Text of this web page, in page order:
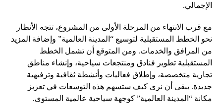
الإجمالي.
مع قرب الانتهاء من المرحلة الأولى من المشروع، تتجه الأنظار
نحو الخطط المستقبلية لتوسيع “المدينة العالمية” وإضافة المزيد
من المرافق والخدمات. ومن المتوقع أن تشمل الخطط
المستقبلية تطوير فنادق ومنتجعات سياحية، وإنشاء مناطق
تجارية متخصصة، وإطلاق فعاليات وأنشطة ثقافية وترفيهية
جديدة. يبقى أن نرى كيف ستسهم هذه التوسعات في تعزيز
مكانة “المدينة العالمية” كوجهة سياحية عالمية المستوى.